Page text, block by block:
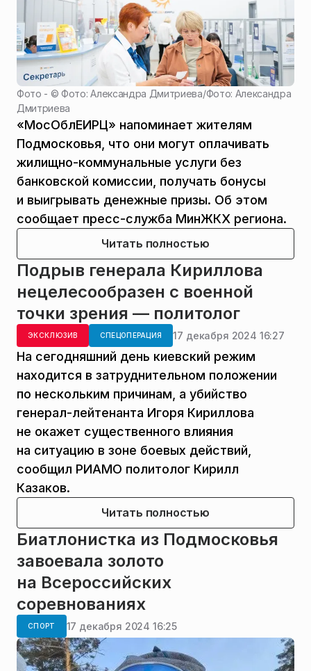
Фото - ©Фото: Александра Дмитриева/Фото: Александра
Дмитриева
«МосОблЕИРЦ» напоминает жителям
Подмосковья, что они могут оплачивать
жилищно-коммунальные услуги без
банковской комиссии, получать бонусы
и выигрывать денежные призы. Об этом
сообщает пресс-служба МинЖКХ региона.
Читать полностью
Подрыв генерала Кириллова
нецелесообразен с военной
точки зрения — политолог
ЭКСКЛЮЗИВ СПЕЦОПЕРАЦИЯ 17 декабря 2024 16:27
На сегодняшний день киевский режим
находится в затруднительном положении
по нескольким причинам, а убийство
генерал-лейтенанта Игоря Кириллова
не окажет существенного влияния
на ситуацию в зоне боевых действий,
сообщил РИАМО политолог Кирилл
Казаков.
Читать полностью
Биатлонистка из Подмосковья
завоевала золото
на Всероссийских
соревнованиях
СПОРТ 17 декабря 2024 16:25